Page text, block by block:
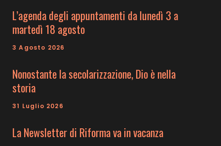
L’agenda degli appuntamenti da lunedì 3 a
martedì 18 agosto
3 Agosto 2026
Nonostante la secolarizzazione, Dio è nella
storia
31 Luglio 2026
La Newsletter di Riforma va in vacanza